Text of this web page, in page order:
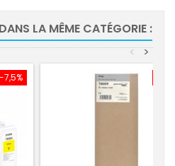
LA MÊME CATÉGORIE :
>
<
-7,5%